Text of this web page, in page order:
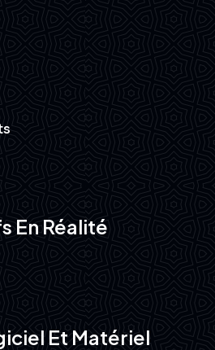
En Réalité
Et Matériel